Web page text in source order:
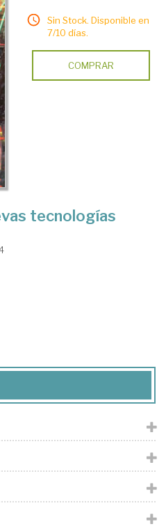
Sin Stock. Disponible en
7/10 días.
COMPRAR
tecnologías